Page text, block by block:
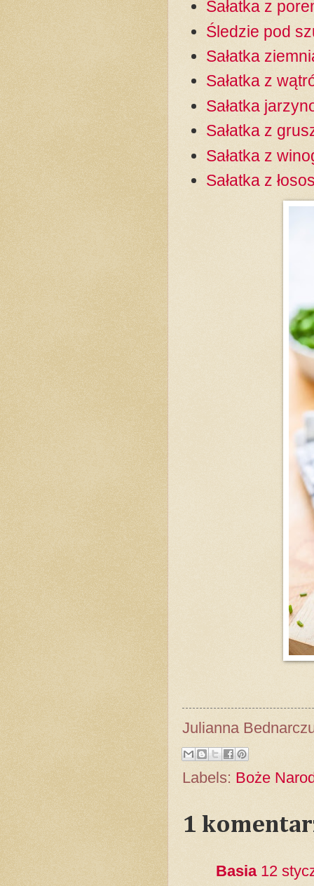
Sałatka z
Śledzie pod
Sałatka
Sałatka z
Sałatka
Sałatka z
Sałatka z
Sałatka z
Julianna
Labels: Boże
1
Basia 12